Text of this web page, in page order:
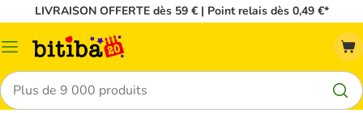
LIVRAISON OFFERTE dès 59 € | Point relais dès 0,49 €*
Menu
Rechercher